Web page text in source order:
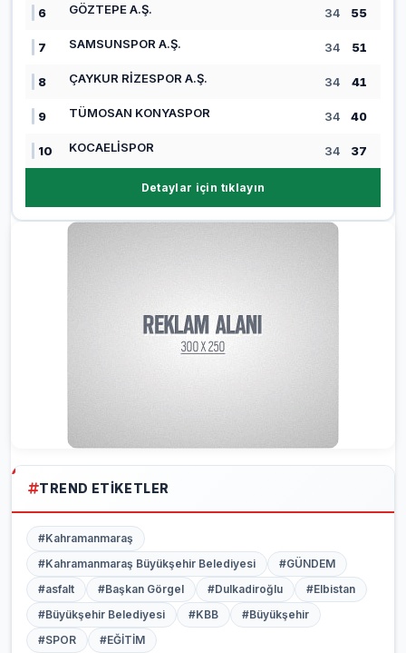
6 GÖZTEPE A.Ş. 34 55
7 SAMSUNSPOR A.Ş. 34 51
8 ÇAYKUR RİZESPOR A.Ş. 34 41
9 TÜMOSAN KONYASPOR 34 40
10 KOCAELİSPOR 34 37
Detaylar için tıklayın
TREND ETIKETLER
#Kahramanmaraş
#Kahramanmaraş Büyükşehir Belediyesi
#GÜNDEM
#asfalt
#Başkan Görgel #Dulkadiroğlu
#Elbistan
#Büyükşehir Belediyesi
#KBB
#Büyükşehir
#SPOR
#EĞİTİM